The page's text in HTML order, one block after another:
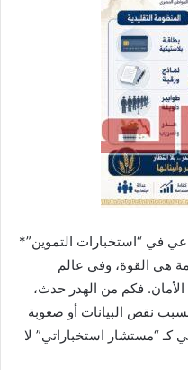
في “استخبارات التموين”*
هي القوة، وفي عالم
الأمان. فكم من الهدر حدث،
نقص البيانات أو صعوبة
كـ “مستشار استخباراتي” لا